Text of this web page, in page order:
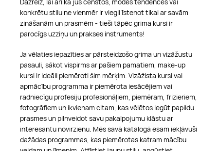
konkrētu stilu ne vienmēr ir viegli īstenot tikai ar savām
zināšanām un prasmēm - tieši tāpēc grima kursi ir
parocīgs uzziņu un prakses instruments!
Ja vēlaties iepazīties ar pārsteidzošo grima un vizāžustu
pasauli, sākot vispirms ar pašiem pamatiem, make-up
kursi ir ideāli piemēroti šim mērķim. Vizāžista kursi vai
apmācību programma ir piemērota iesācējiem vai
radniecīgu profesiju profesionāļiem, piemēram, frizieriem,
fotogrāfiem un ikvienam citam, kas vēlētos iegūt papildu
prasmes un pilnveidot savu pakalpojumu klāstu ar
interesantu novirzienu. Mēs savā katalogā esam iekļāvuši
dažādas programmas, kas piemērotas katram mācību